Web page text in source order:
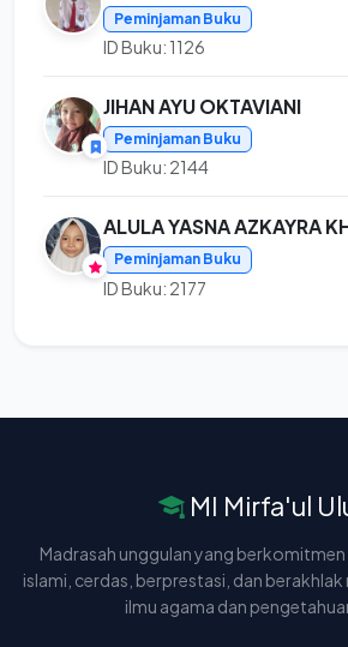
Peminjaman Buku
ID Buku: 1126
JIHAN AYU OKTAVIANI
Peminjaman Buku
ID Buku: 2144
ALULA YASNA AZKAYRA
Peminjaman Buku
ID Buku: 2177
MI Mirfa'ul
Madrasah unggulan yang
islami, cerdas, berprestasi, dan berakhlak
ilmu agama dan